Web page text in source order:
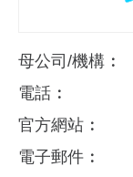
母公司/機構
電話
官方網站
電子郵件